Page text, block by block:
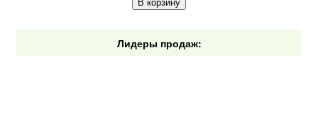
В корзину
Лидеры продаж: